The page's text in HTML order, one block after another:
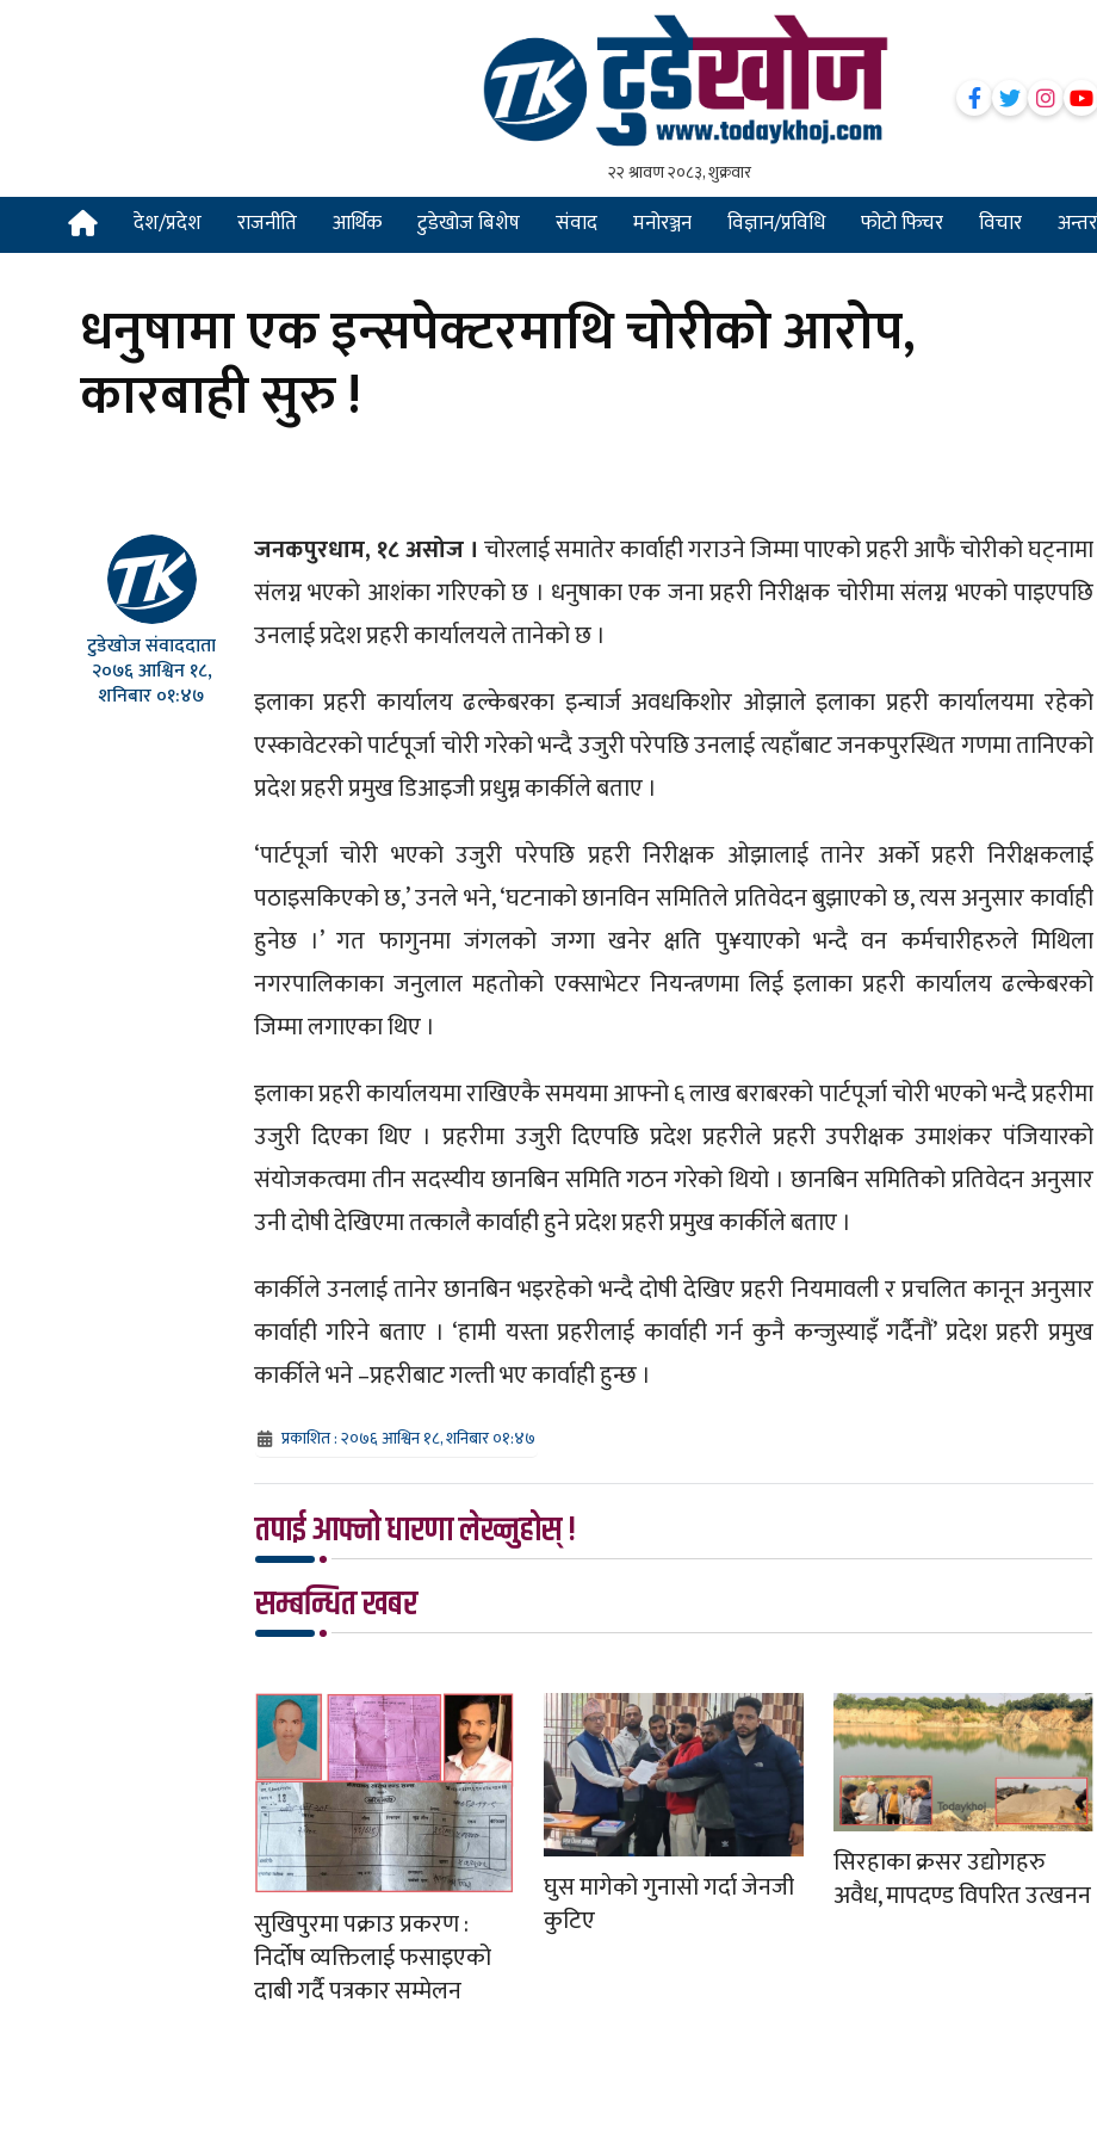
देश/प्रदेश राजनीति आर्थिक टुडेखोज बिशेष संवाद मनोरञ्जन विज्ञान/प्रविधि फोटो फिचर विचार
धनुषामा एक इन्सपेक्टरमाथि चोरीको आरोप,
कारबाही सुरु !
टुडेखोज संवाददाता
२०७६ आश्विन १८,
शनिबार ०१:४७
जनकपुरधाम, १८ असोज । चोरलाई समातेर कार्वाही गराउने जिम्मा पाएको प्रहरी आफैं चोरीको घट्नामा
संलग्न भएको आशंका गरिएको छ । धनुषाका एक जना प्रहरी निरीक्षक चोरीमा संलग्न भएको पाइएपछि
उनलाई प्रदेश प्रहरी कार्यालयले तानेको छ ।
इलाका प्रहरी कार्यालय ढल्केबरका इन्चार्ज अवधकिशोर ओझाले इलाका प्रहरी कार्यालयमा रहेको
एस्कावेटरको पार्टपूर्जा चोरी गरेको भन्दै उजुरी परेपछि उनलाई त्यहाँबाट जनकपुरस्थित गणमा तानिएको
प्रदेश प्रहरी प्रमुख डिआइजी प्रधुम्न कार्कीले बताए ।
‘पार्टपूर्जा चोरी भएको उजुरी परेपछि प्रहरी निरीक्षक ओझालाई तानेर अर्काे प्रहरी निरीक्षकलाई
पठाइसकिएको छ,’ उनले भने, ‘घटनाको छानविन समितिले प्रतिवेदन बुझाएको छ, त्यस अनुसार कार्वाही
हुनेछ ।’ गत फागुनमा जंगलको जग्गा खनेर क्षति पु¥याएको भन्दै वन कर्मचारीहरुले मिथिला
नगरपालिकाका जनुलाल महतोको एक्साभेटर नियन्त्रणमा लिई इलाका प्रहरी कार्यालय ढल्केबरको
जिम्मा लगाएका थिए ।
इलाका प्रहरी कार्यालयमा राखिएकै समयमा आफ्नो ६ लाख बराबरको पार्टपूर्जा चोरी भएको भन्दै प्रहरीमा
उजुरी दिएका थिए । प्रहरीमा उजुरी दिएपछि प्रदेश प्रहरीले प्रहरी उपरीक्षक उमाशंकर पंजियारको
संयोजकत्वमा तीन सदस्यीय छानबिन समिति गठन गरेको थियो । छानबिन समितिको प्रतिवेदन अनुसार
उनी दोषी देखिएमा तत्कालै कार्वाही हुने प्रदेश प्रहरी प्रमुख कार्कीले बताए ।
कार्कीले उनलाई तानेर छानबिन भइरहेको भन्दै दोषी देखिए प्रहरी नियमावली र प्रचलित कानून अनुसार
कार्वाही गरिने बताए । ‘हामी यस्ता प्रहरीलाई कार्वाही गर्न कुनै कन्जुस्याइँ गर्दैनौं’ प्रदेश प्रहरी प्रमुख
कार्कीले भने –प्रहरीबाट गल्ती भए कार्वाही हुन्छ ।
प्रकाशित : २०७६ आश्विन १८, शनिबार ०१:४७
तपाई आफ्नो धारणा लेख्नुहोस् !
सम्बन्धित खबर
सुखिपुरमा पक्राउ प्रकरण :
निर्दोष व्यक्तिलाई फसाइएको
दाबी गर्दै पत्रकार सम्मेलन
घुस मागेको गुनासो गर्दा जेनजी
कुटिए
सिरहाका क्रसर उद्योगहरु
अवैध, मापदण्ड विपरित उत्खनन